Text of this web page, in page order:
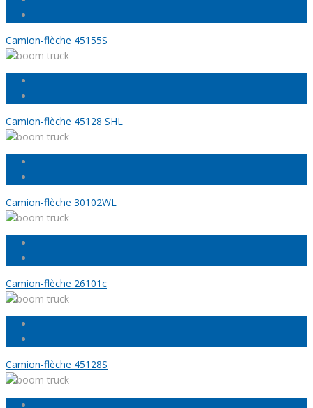
Camion-flèche 45155S
Camion-flèche 45128 SHL
Camion-flèche 30102WL
Camion-flèche 26101c
Camion-flèche 45128S